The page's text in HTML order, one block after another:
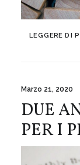
LEGGERE DI
Marzo 21, 2020
DUE
PER I